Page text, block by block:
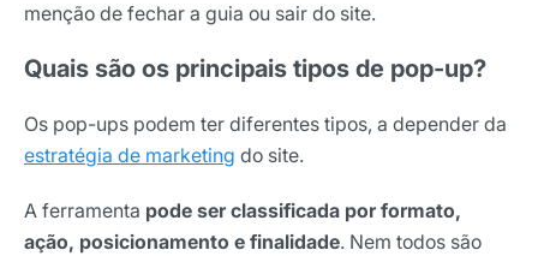
menção de fechar a guia ou sair do site.
Quais são os principais tipos de pop-up?
Os pop-ups podem ter diferentes tipos, a depender da
estratégia de marketing do site.
A ferramenta pode ser classificada por formato,
ação, posicionamento e finalidade. Nem todos são